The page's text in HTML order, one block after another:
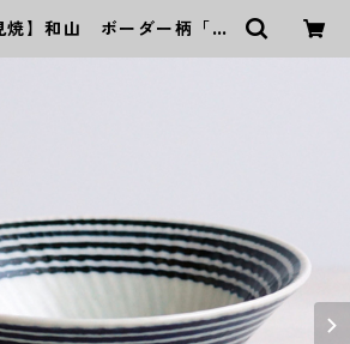
焼】和山 ボーダー柄「藍